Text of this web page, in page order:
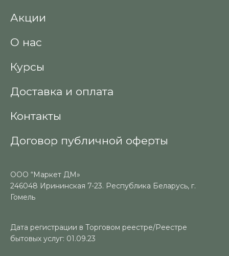
Акции
О нас
Курсы
Доставка и оплата
Контакты
Договор публичной оферты
ООО “Маркет ДМ»
246048 Ирининская 7-23. Республика Беларусь, г.
Гомель
Дата регистрации в Торговом реестре/Реестре
бытовых услуг: 01.09.23